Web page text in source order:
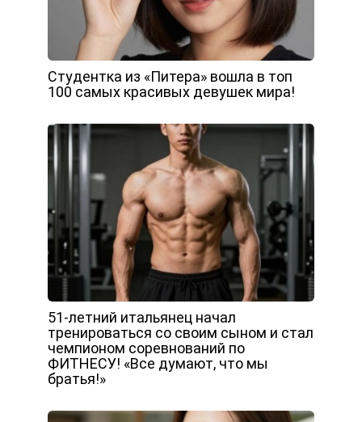
Студентка из «Питера» вошла в топ
100 самых красивых девушек мира!
51-летний итальянец начал
тренироваться со своим сыном и стал
чемпионом соревнований по
ФИТНЕСУ! «Все думают, что мы
братья!»